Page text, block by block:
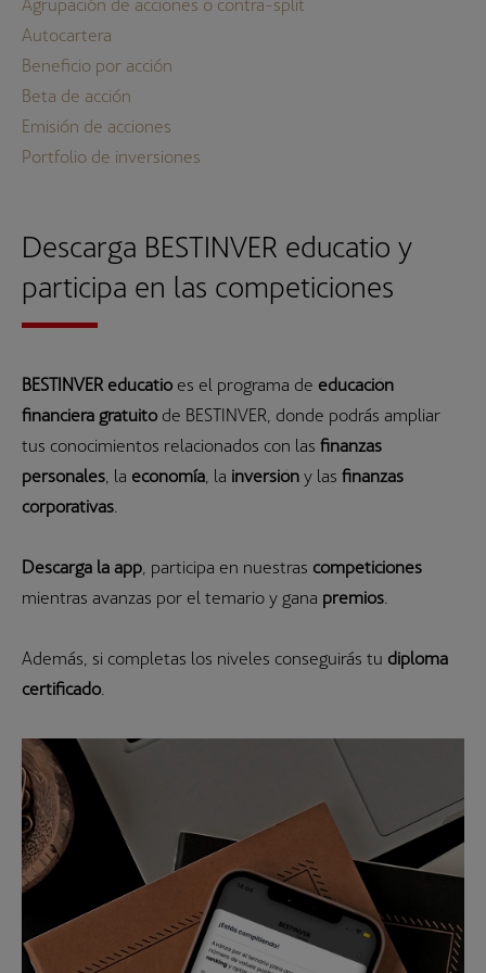
Autocartera
Beneficio por acción
Beta de acción
Emisión de acciones
Portfolio de inversiones
Descarga BESTINVER educatio y
participa en las competiciones
BESTINVER educatio es el programa de educación
financiera gratuito de BESTINVER, donde podrás ampliar
tus conocimientos relacionados con las finanzas
personales , la economía , la inversióny las finanzas
corporativas
Descarga la app , participa en nuestras competiciones
mientras avanzas por el temario y gana premios
Además, si completas los niveles conseguirás tu diploma
certificado